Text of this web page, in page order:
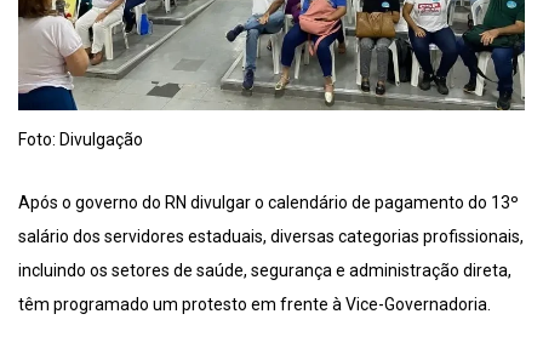
Foto: Divulgação
Após o governo do RN divulgar o calendário de pagamento do 13º
salário dos servidores estaduais, diversas categorias profissionais,
incluindo os setores de saúde, segurança e administração direta,
têm programado um protesto em frente à Vice-Governadoria.